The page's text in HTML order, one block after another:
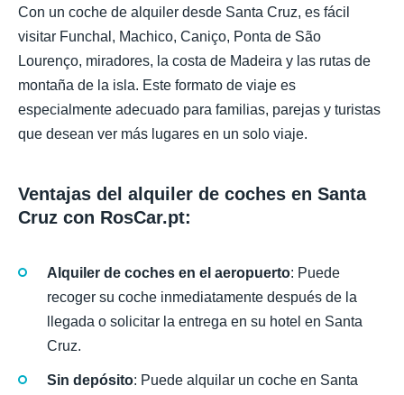
Con un coche de alquiler desde Santa Cruz, es fácil
visitar Funchal, Machico, Caniço, Ponta de São
Lourenço, miradores, la costa de Madeira y las rutas de
montaña de la isla. Este formato de viaje es
especialmente adecuado para familias, parejas y turistas
que desean ver más lugares en un solo viaje.
Ventajas del alquiler de coches en Santa
Cruz con RosCar.pt:
Alquiler de coches en el aeropuerto: Puede
recoger su coche inmediatamente después de la
llegada o solicitar la entrega en su hotel en Santa
Cruz.
Sin depósito: Puede alquilar un coche en Santa